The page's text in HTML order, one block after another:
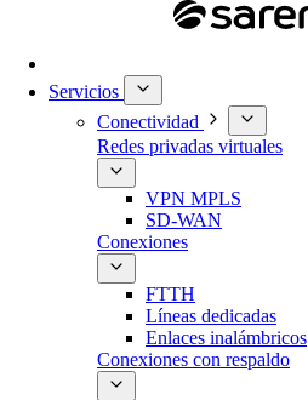
Servicios
Conectividad
Redes privadas virtuales
VPN MPLS
SD-WAN
Conexiones
FTTH
Líneas dedicadas
Enlaces inalámbricos
Conexiones con respaldo